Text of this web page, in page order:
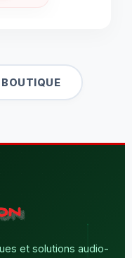
et solutions audio-